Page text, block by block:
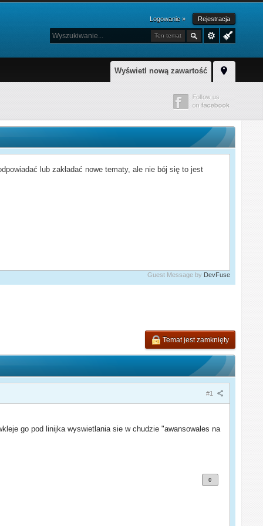
Logowanie » Rejestracja
Ten temat
Wyświetl nową zawartość
lub zakładać nowe tematy, ale nie bój się to jest
Guest Message by DevFuse
Temat jest zamknięty
#1
go pod linijka wyswietlania sie w chudzie "awansowales na
0